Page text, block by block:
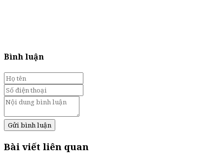
Bình luận
Gửi bình luận
Bài viết liên quan